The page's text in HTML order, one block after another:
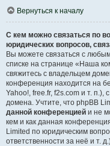
Вернуться к началу
С кем можно связаться по
юридических вопросов,
Вы можете связаться с
списке на странице «Наша
свяжитесь с владельцем
конференция находится на
Yahoo!, free.fr, f2s.com и т. п.),
домена. Учтите, что phpBB
данной конференцией и не
кем и как данная
Limited по юридическим
ответственности за неё и т.